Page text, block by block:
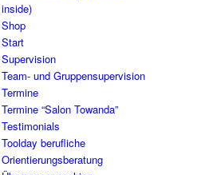
inside)
Shop
Start
Supervision
Team- und Gruppensupervision
Termine
Termine “Salon Towanda”
Testimonials
Toolday berufliche
Orientierungsberatung